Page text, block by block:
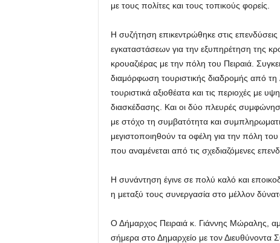
με τους πολίτες και τους τοπικούς φορείς.
Η συζήτηση επικεντρώθηκε στις
εγκαταστάσεων για την εξυπηρέτηση της
κρουαζιέρας με την πόλη του Πειραιά.
διαμόρφωση τουριστικής διαδρομής από τη
τουριστικά αξιοθέατα και τις περιοχές με
διασκέδασης. Και οι δύο πλευρές
με στόχο τη συμβατότητα και
μεγιστοποιηθούν τα οφέλη για την πόλη
που αναμένεται από τις σχεδιαζόμενες
Η συνάντηση έγινε σε πολύ καλό και
η μεταξύ τους συνεργασία στο μέλλον
Ο Δήμαρχος Πειραιά κ. Γιάννης Μώραλης,
σήμερα στο Δημαρχείο με τον